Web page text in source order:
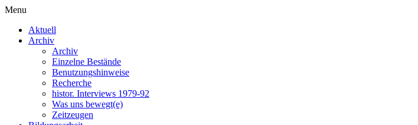
Menu
Aktuell
Archiv
Archiv
Einzelne Bestände
Benutzungshinweise
Recherche
histor. Interviews 1979-92
Was uns bewegt(e)
Zeitzeugen